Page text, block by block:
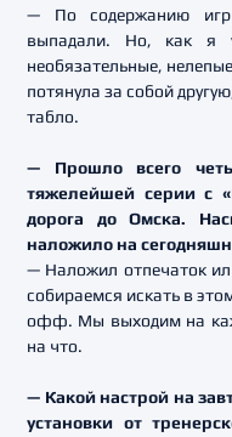
— По содержанию
выпадали. Но, как я
необязательные,
потянула за собой
табло.
— Прошло всего
тяжелейшей серии с
дорога до Омска.
наложило на
— Наложил отпечаток
собираемся искать в
офф. Мы выходим на
на что.
— Какой настрой на
установки от